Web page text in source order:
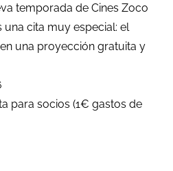
temporada de Cines Zoco
cita muy especial: el
una proyección gratuita y
para socios (1€ gastos de